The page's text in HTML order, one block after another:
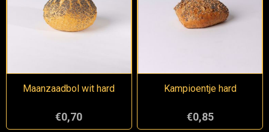
Maanzaadbol wit hard
€0,70
Kampioentje hard
€0,85